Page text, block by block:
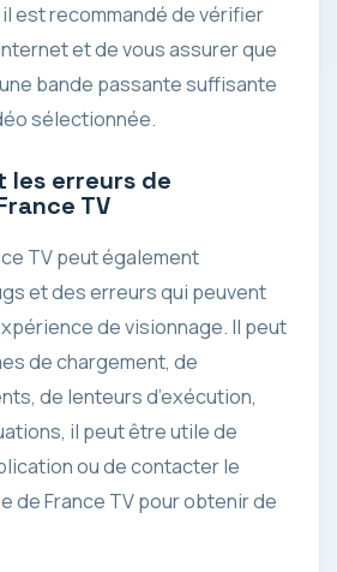
est recommandé de vérifier
et de vous assurer que
bande passante suffisante
sélectionnée.
les erreurs de
TV
TV peut également
et des erreurs qui peuvent
de visionnage. Il peut
de chargement, de
de lenteurs d’exécution,
il peut être utile de
ou de contacter le
de France TV pour obtenir de